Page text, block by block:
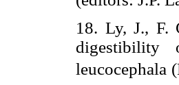
18. Ly, J., F.
digestibility
leucocephala